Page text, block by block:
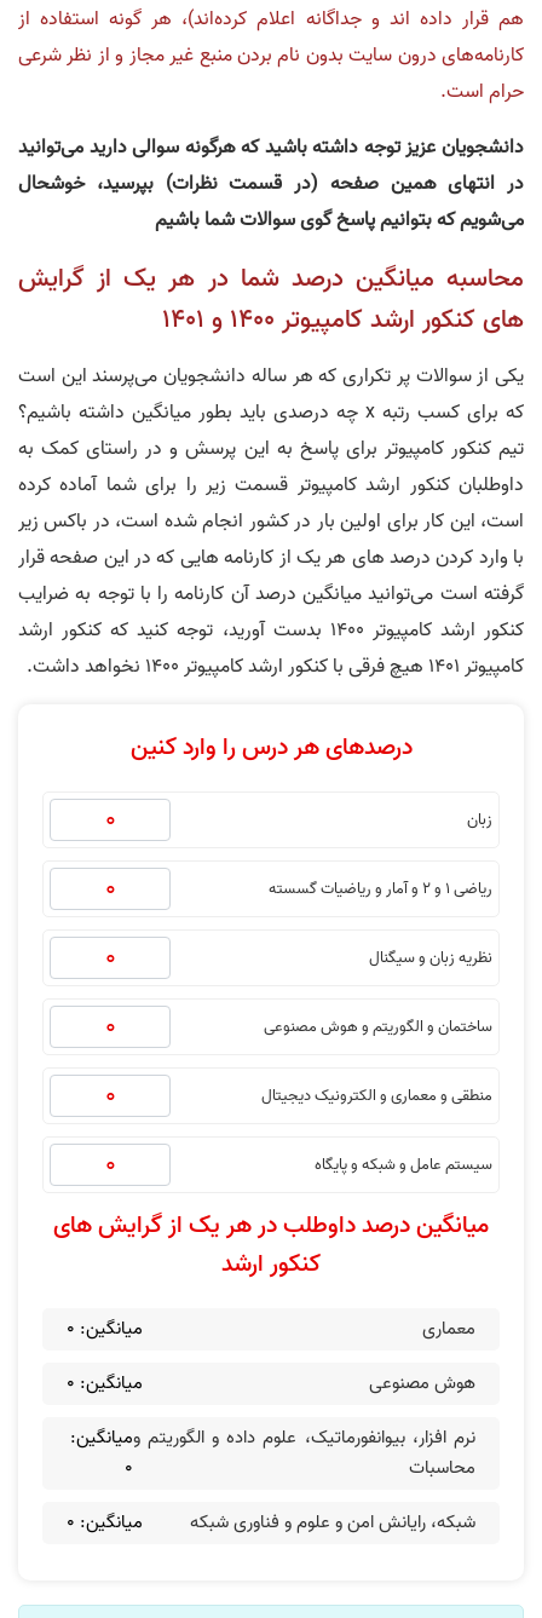
هم قرار داده اند و جداگانه اعلام کرده‌اند)، هر گونه استفاده از
کارنامه‌های درون سایت بدون نام بردن منبع غیر مجاز و از نظر شرعی
حرام است.
دانشجویان عزیز توجه داشته باشید که هرگونه سوالی دارید می‌توانید
در انتهای همین صفحه (در قسمت نظرات) بپرسید، خوشحال
می‌شویم که بتوانیم پاسخ گوی سوالات شما باشیم
محاسبه میانگین درصد شما در هر یک از گرایش
های کنکور ارشد کامپیوتر 1400 و 1401
یکی از سوالات پر تکراری که هر ساله دانشجویان می‌پرسند این است
که برای کسب رتبه x چه درصدی باید بطور میانگین داشته باشیم؟
تیم کنکور کامپیوتر برای پاسخ به این پرسش و در راستای کمک به
داوطلبان کنکور ارشد کامپیوتر قسمت زیر را برای شما آماده کرده
است، این کار برای اولین بار در کشور انجام شده است، در باکس زیر
با وارد کردن درصد های هر یک از کارنامه هایی که در این صفحه قرار
گرفته است می‌توانید میانگین درصد آن کارنامه را با توجه به ضرایب
کنکور ارشد کامپیوتر 1400 بدست آورید، توجه کنید که کنکور ارشد
کامپیوتر 1401 هیچ فرقی با کنکور ارشد کامپیوتر 1400 نخواهد داشت.
درصدهای هر درس را وارد کنین
زبان
ریاضی 1 و 2 و آمار و ریاضیات گسسته
نظریه زبان و سیگنال
ساختمان و الگوریتم و هوش مصنوعی
منطقی و معماری و الکترونیک دیجیتال
سیستم عامل و شبکه و پایگاه
میانگین درصد داوطلب در هر یک از گرایش های
کنکور ارشد
معماری میانگین: 0
هوش مصنوعی
میانگین: 0
نرم افزار، بیوانفورماتیک، علوم داده و الگوریتم و
محاسبات
میانگین:
0
شبکه‌، رایانش امن و علوم و فناوری شبکه
میانگین: 0